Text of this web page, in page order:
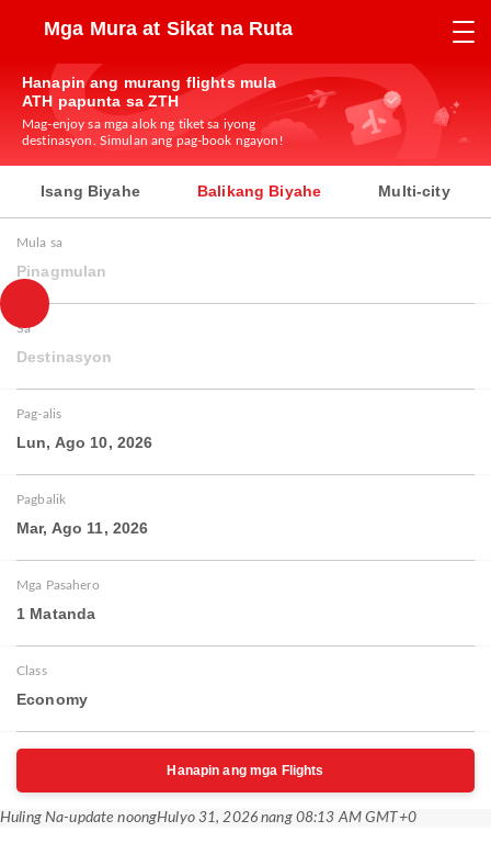
Mga Mura at Sikat na Ruta
Hanapin ang murang flights mula
ATH papunta sa ZTH
Mag-enjoy sa mga alok ng tiket sa iyong
destinasyon. Simulan ang pag-book ngayon!
Isang Biyahe Balikang Biyahe Multi-city
Mula sa
Pinagmulan
Sa
Destinasyon
Pag-alis
Lun, Ago 10, 2026
Pagbalik
Mar, Ago 11, 2026
Mga Pasahero
1 Matanda
Class
Economy
Hanapin ang mga Flights
Huling Na-update noongHulyo 31, 2026 nang 08:13 AM GMT+0